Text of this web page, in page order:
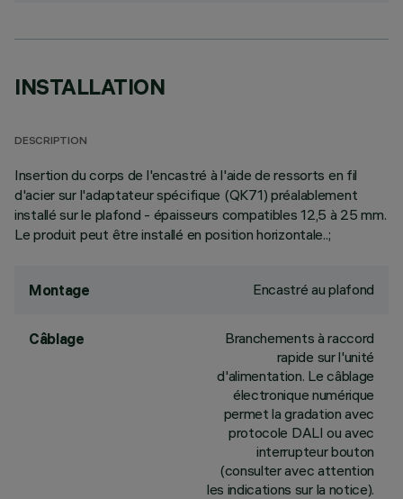
INSTALLATION
DESCRIPTION
Insertion du corps de l'encastré à l'aide de ressorts en fil
d'acier sur l'adaptateur spécifique (QK71) préalablement
installé sur le plafond - épaisseurs compatibles 12,5 à 25 mm.
Le produit peut être installé en position horizontale..;
Montage Encastré au plafond
Câblage
Branchements à raccord
rapide sur l'unité
d'alimentation. Le câblage
électronique numérique
permet la gradation avec
protocole DALI ou avec
interrupteur bouton
(consulter avec attention
les indications sur la notice).